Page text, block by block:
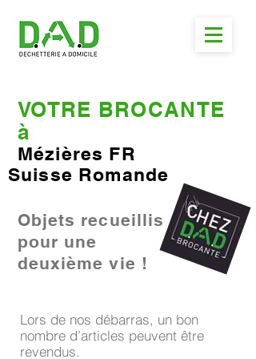
VOTRE BROCANTE
à
Mézières FR
Suisse Romande
Objets recueillis
pour une
deuxième vie !
Lors de nos débarras, un bon
nombre d’articles peuvent être
revendus.